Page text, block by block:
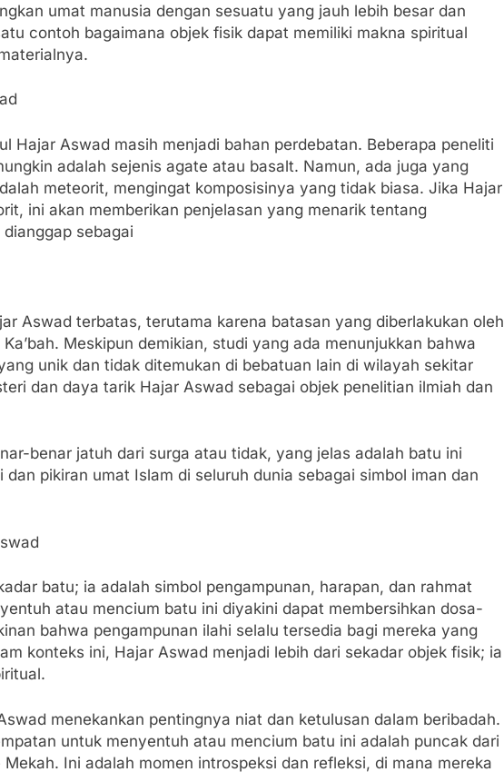
umat manusia dengan sesuatu yang jauh lebih besar dan
contoh bagaimana objek fisik dapat memiliki makna spiritual
Hajar Aswad masih menjadi bahan perdebatan. Beberapa peneliti
adalah sejenis agate atau basalt. Namun, ada juga yang
meteorit, mengingat komposisinya yang tidak biasa. Jika Hajar
ini akan memberikan penjelasan yang menarik tentang
sebagai
Aswad terbatas, terutama karena batasan yang diberlakukan oleh
Meskipun demikian, studi yang ada menunjukkan bahwa
unik dan tidak ditemukan di bebatuan lain di wilayah sekitar
dan daya tarik Hajar Aswad sebagai objek penelitian ilmiah dan
benar jatuh dari surga atau tidak, yang jelas adalah batu ini
pikiran umat Islam di seluruh dunia sebagai simbol iman dan
batu; ia adalah simbol pengampunan, harapan, dan rahmat
atau mencium batu ini diyakini dapat membersihkan dosa-
bahwa pengampunan ilahi selalu tersedia bagi mereka yang
konteks ini, Hajar Aswad menjadi lebih dari sekadar objek fisik; ia
menekankan pentingnya niat dan ketulusan dalam beribadah.
untuk menyentuh atau mencium batu ini adalah puncak dari
Ini adalah momen introspeksi dan refleksi, di mana mereka